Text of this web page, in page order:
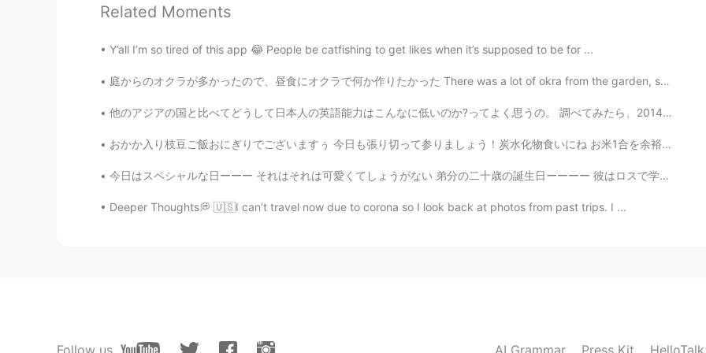
JP EN
黒玉子はなんですか？😳初めて聞いた😂
Holly 2020.03.03 11:21
Holly 2020.03.03 11:18
Related Moments
Y’all I’m so tired of this app 😂 People be catfishing to get likes when it’s supposed to be for ...
庭からのオクラが多かったので、昼食にオクラで何か作りたかった There was a lot of okra from the garden, so for lunch I wanted to ...
他のアジアの国と比べてどうして日本人の英語能力はこんなに低いのか?ってよく思うの。 調べてみたら、2014年にあった日本全国学校の英語講師英語能力調査によって高校の先生達は半分しか「上級」取れ...
おかか入り枝豆ご飯おにぎりでございますぅ 今日も張り切って参りましょう！炭水化物食いにね お米1合を余裕で召し上がれる人〜🙋‍♂️ Edamame gohan onigiri with se...
今日はスペシャルな日ーーー それはそれは可愛くてしょうがない 弟分の二十歳の誕生日ーーーー 彼はロスで学生してるんだけど、 引っ越して4日目にこのアプリで知り合ったんだー。ビジネスメジャーで...
Deeper Thoughts💭 🇺🇸I can’t travel now due to corona so I look back at photos from past trips. I ...
Follow us AI Grammar Press Kit